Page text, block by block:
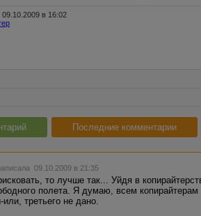
в 16:02
Последние комментарии
09.10.2009 в 21:35
то лучше так... Уйдя в
полета. Я думаю, всем
третьего не дано.